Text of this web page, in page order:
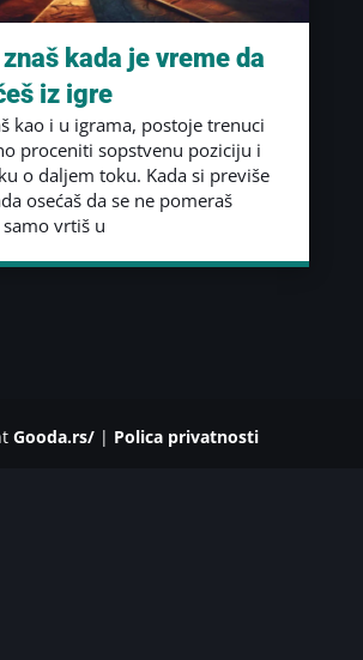
kada je vreme da
iz igre
kao i u igrama, postoje trenuci
proceniti sopstvenu poziciju i
o daljem toku. Kada si previše
osećaš da se ne pomeraš
vrtiš u
Gooda.rs/| Polica privatnosti